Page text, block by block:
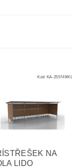
Kód: KA-255749/
NA
LIDO